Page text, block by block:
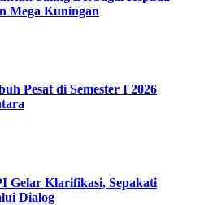
Mega Kuningan
Pesat di Semester I 2026
Gelar Klarifikasi, Sepakati
Dialog